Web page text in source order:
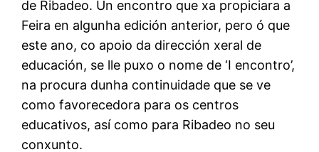
de Ribadeo. Un encontro que xa propiciara a
Feira en algunha edición anterior, pero ó que
este ano, co apoio da dirección xeral de
educación, se lle puxo o nome de ‘I encontro’,
na procura dunha continuidade que se ve
como favorecedora para os centros
educativos, así como para Ribadeo no seu
conxunto.